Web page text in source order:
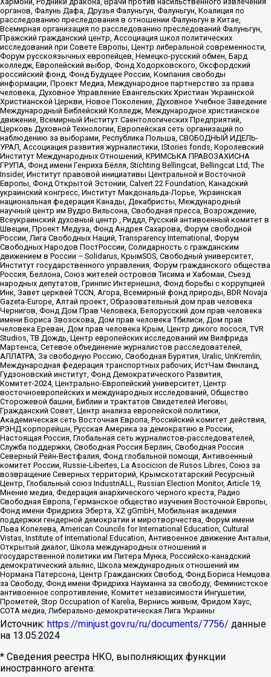
органов, Фалунь Дафа, Друзья Фалуньгун, Фалуньгун, Коалиция по
расследованию преследования в отношении Фалуньгун в Китае,
Всемирная организация по расследованию преследований Фалуньгун,
Пражский гражданский центр, Ассоциация школ политических
исследований при Совете Европы, Центр либеральной современности,
Форум русскоязычных европейцев, Немецко-русский обмен, Бард
колледж, Европейский выбор, Фонд Ходорковского, Оксфордский
российский фонд, Фонд Будущее России, Компания свободы
информации, Проект Медиа, Международное партнерство за права
человека, Духовное Управление Евангельских Христиан Украинской
Христианской Церкви, Новое Поколение, Духовное Учебное Заведение
Международный Библейский Колледж, Международное христианское
движение, Всемирный Институт Саентологических Предприятий,
Церковь Духовной Технологии, Европейская сеть организаций по
наблюдению за выборами, Республика Польша, СВОБОДНЫЙ ИДЕЛЬ-
УРАЛ, Ассоциация развития журналистики, IStories fonds, Королевский
Институт Международных Отношений, КРИМСЬКА ПРАВОЗАХИСНА
ГРУПА, Фонд имени Генриха Бёлля, Stichting Bellingcat, Bellingcat Ltd, The
Insider, Институт правовой инициативы Центральной и Восточной
Европы, Фонд Открытой Эстонии, Calvert 22 Foundation, Канадский
украинский конгресс, Институт Макдональда-Лорье, Украинская
национальная федерация Канады, Декабристы, Международный
научный центр им Вудро Вильсона, Свободная пресса, Возрождение,
Всеукраинский духовный центр , Риддл, Русский антивоенный комитет в
Швеции, Проект Медуза, Фонд Андрея Сахарова, Форум свободной
России, Лига Свободных Наций, Transparеncy International, Форум
Свободных Народов ПостРоссии, Солидарность с гражданским
движением в России – Solidarus, КрымSOS, Свободный университет,
Институт государственного управления, Форум гражданского общества
Россия, Беллона, Союз жителей островов Тисима и Хабомаи, Съезд
народных депутатов, Гринпис Интернешнл, Фонд борьбы с коррупцией
Инк, Завет церквей TCCN, Агора, Всемирный фонд природы, BDR Novaja
Gazeta-Europe, Алтай проект, Образовательный дом прав человека
Чернигов, Фонд Дом Прав Человека, Белорусский дом прав человека
имени Бориса Звозскова, Дом прав человека Тбилиси, Дом прав
человека Ереван, Дом прав человека Крым, Центр дикого лосося, TVR
Studios, ТВ Дождь, Центр европейских исследований им Вилфрида
Мартенса, Сетевое объединение журналистов расследователей,
АЛЛАТРА, За свободную Россию, Свободная Бурятия, Uralic, UnKremlin,
Международная федерация транспортных рабочих, ИстЧам Финланд,
Гудзоновский институт, Фонд Демократического Развития,
Комитет-2024, Центрально-Европейский университет, Центр
восточноевропейских и международных исследований, Общество
Сторожевой башни, Библии и трактатов Свидетелей Иеговы,
Гражданский Совет, Центр анализа европейской политики,
Академическая сеть Восточная Европа, Российский комитет действия,
РЭНД корпорейшн, Русская Америка за демократию в России,
Настоящая Россия, Глобальная сеть журналистов-расследователей,
Служба поддержки, Свободная Россия Берлин, Свободная Россия
Северный Рейн-Вестфалия, Фонд глобальной помощи, Антивоенный
комитет России, Russie-Libertes, La Asocicion de Rusos Libres, Союз за
возвращение Северных территорий, Крымскотатарский Ресурсный
Центр, Глобальный союз IndustriALL, Russian Election Monitor, Article 19,
Мнение медиа, Федерация анархического черного креста, Радио
Свободная Европа, Германское общество изучения Восточной Европы,
Фонд имени Фридриха Эберта, XZ gGmbH, Мобильная академия
поддержки гендерной демократии и миротворчества, Форум имени
Льва Копелева, American Councils for International Education, Cultural
Vistas, Institute of International Education, Антивоенное движение Антальи,
Открытый диалог, Школа международных отношений и
государственной политики им Питера Мунка, Российско-канадский
демократический альянс, Школа международных отношений им
Нормана Патерсона, Центр Гражданских Свобод, Фонд Бориса Немцова
за Свободу, Фонд имени Фридриха Науманна за свободу, Феминистское
антивоенное сопротивление, Комитет независимости Ингушетии,
Прометей, Stop Occupation of Karelia, Вернись живым, Фридом Хаус,
СОТА медиа, Либерально-демократическая Лига Украины
Источник: https://minjust.gov.ru/ru/documents/7756/ данные
на 13.05.2024
* Сведения реестра НКО, выполняющих функции
иностранного агента: